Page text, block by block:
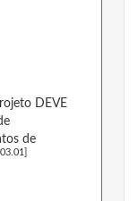
DEVE
de